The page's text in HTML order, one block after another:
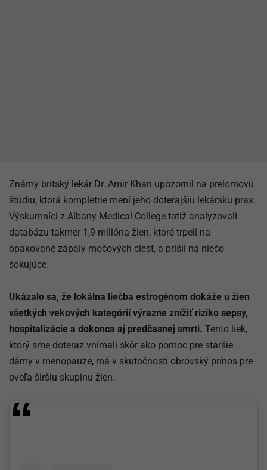
Známy britský lekár Dr. Amir Khan upozornil na prelomovú
štúdiu, ktorá kompletne mení jeho doterajšiu lekársku prax.
Výskumníci z Albany Medical College totiž analyzovali
databázu takmer 1,9 milióna žien, ktoré trpeli na
opakované zápaly močových ciest, a prišli na niečo
šokujúce.
Ukázalo sa, že lokálna liečba estrogénom dokáže u žien
všetkých vekových kategórií výrazne znížiť riziko sepsy,
hospitalizácie a dokonca aj predčasnej smrti. Tento liek,
ktorý sme doteraz vnímali skôr ako pomoc pre staršie
dámy v menopauze, má v skutočnosti obrovský prínos pre
oveľa širšiu skupinu žien.